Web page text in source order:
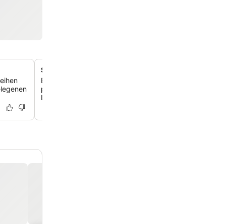
Superior-Zimmer mit Lagunenblick
Entspanne dich in den kürzlich renovierten Superior-
private Balkone und einen faszinierenden Blick auf die
Lagune und den Sonnenuntergang bieten.